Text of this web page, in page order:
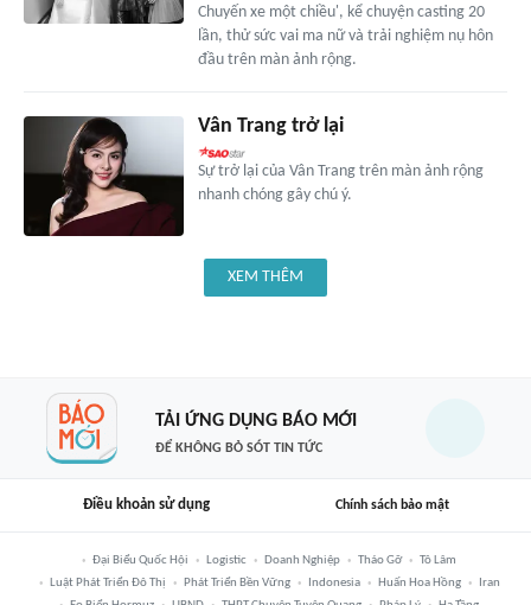
Chuyến xe một chiều', kể chuyện casting 20
lần, thử sức vai ma nữ và trải nghiệm nụ hôn
đầu trên màn ảnh rộng.
Vân Trang trở lại
Sự trở lại của Vân Trang trên màn ảnh rộng
nhanh chóng gây chú ý.
XEM THÊM
TẢI ỨNG DỤNG BÁO MỚI
ĐỂ KHÔNG BỎ SÓT TIN TỨC
Điều khoản sử dụng Chính sách bảo mật
Đại Biểu Quốc Hội Logistic Doanh Nghiệp Tháo Gỡ
Tô Lâm
Luật Phát Triển Đô Thị
Phát Triển Bền Vững Indonesia Huấn Hoa Hồng
Iran